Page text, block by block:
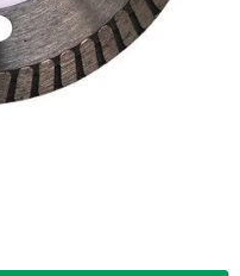
tegels iva000822